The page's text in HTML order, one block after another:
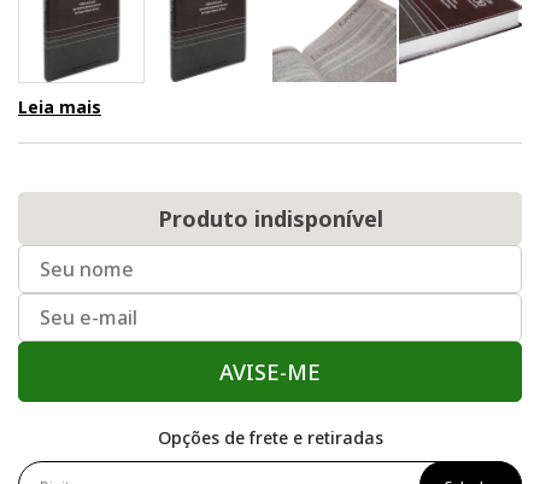
Leia mais
Produto indisponível
AVISE-ME
Opções de frete e retiradas